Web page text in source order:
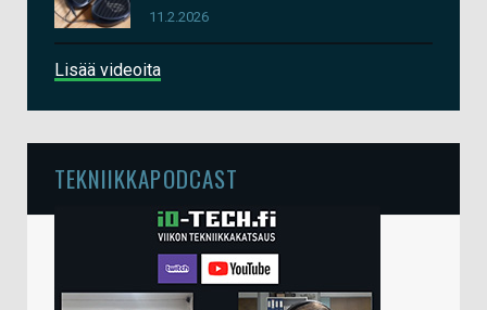
11.2.2026
Lisää videoita
TEKNIIKKAPODCAST